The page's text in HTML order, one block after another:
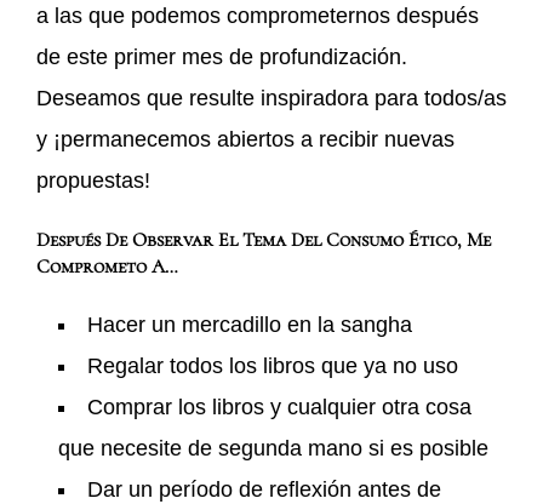
a las que podemos comprometernos después
de este primer mes de profundización.
Deseamos que resulte inspiradora para todos/as
y ¡permanecemos abiertos a recibir nuevas
propuestas!
Después De Observar El Tema Del Consumo Ético, Me
Comprometo A…
Hacer un mercadillo en la sangha
Regalar todos los libros que ya no uso
Comprar los libros y cualquier otra cosa
que necesite de segunda mano si es posible
Dar un período de reflexión antes de